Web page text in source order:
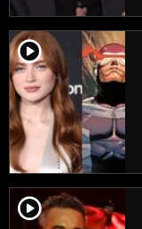
player2
player2